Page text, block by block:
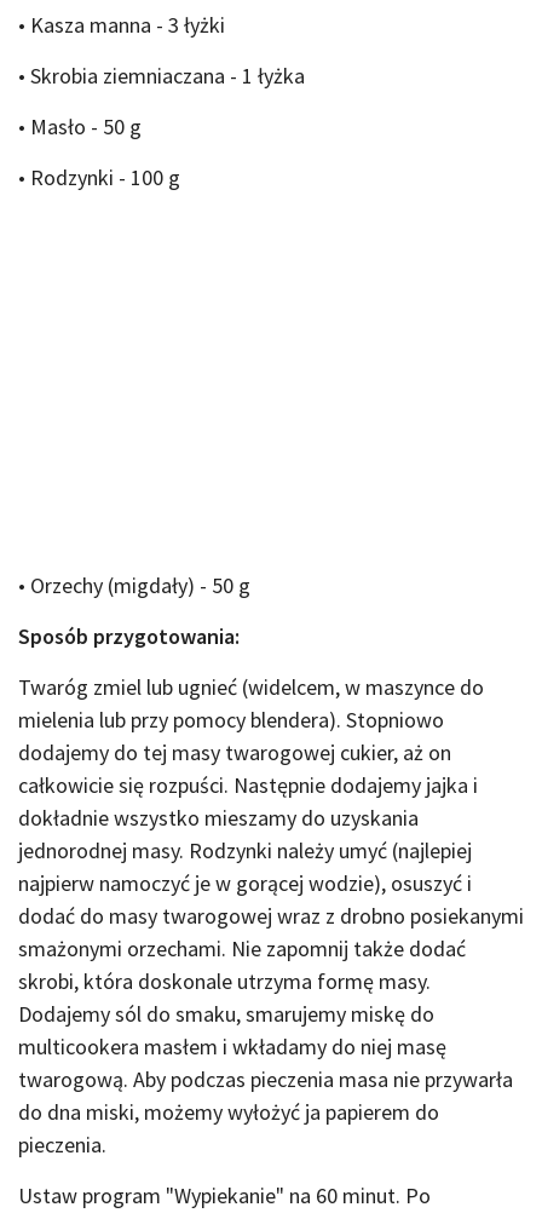
• Kasza manna - 3 łyżki
• Skrobia ziemniaczana - 1 łyżka
• Masło - 50 g
• Rodzynki - 100 g
• Orzechy (migdały) - 50 g
Sposób przygotowania:
Twaróg zmiel lub ugnieć (widelcem, w maszynce do
mielenia lub przy pomocy blendera). Stopniowo
dodajemy do tej masy twarogowej cukier, aż on
całkowicie się rozpuści. Następnie dodajemy jajka i
dokładnie wszystko mieszamy do uzyskania
jednorodnej masy. Rodzynki należy umyć (najlepiej
najpierw namoczyć je w gorącej wodzie), osuszyć i
dodać do masy twarogowej wraz z drobno posiekanymi
smażonymi orzechami. Nie zapomnij także dodać
skrobi, która doskonale utrzyma formę masy.
Dodajemy sól do smaku, smarujemy miskę do
multicookera masłem i wkładamy do niej masę
twarogową. Aby podczas pieczenia masa nie przywarła
do dna miski, możemy wyłożyć ja papierem do
pieczenia.
Ustaw program "Wypiekanie" na 60 minut. Po